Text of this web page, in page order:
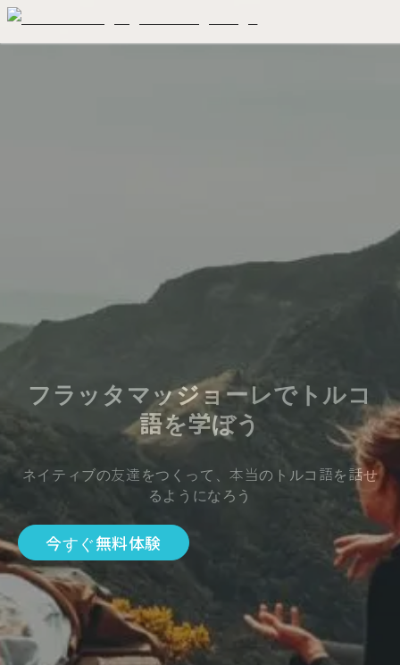
フラッタマッジョーレでトルコ
語を学ぼう
ネイティブの友達をつくって、本当のトルコ語を話せ
るようになろう
今すぐ無料体験